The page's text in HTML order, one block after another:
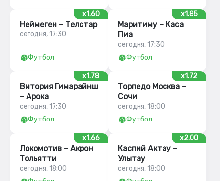
x1.60
Неймеген – Телстар
сегодня, 17:30
Футбол
x1.85
Маритиму – Каса
Пиа
сегодня, 17:30
Футбол
x1.78
Витория Гимарайнш
– Арока
сегодня, 17:30
Футбол
x1.72
Торпедо Москва –
Сочи
сегодня, 18:00
Футбол
x1.66
Локомотив – Акрон
Тольятти
сегодня, 18:00
x2.00
Каспий Актау –
Улытау
сегодня, 18:00